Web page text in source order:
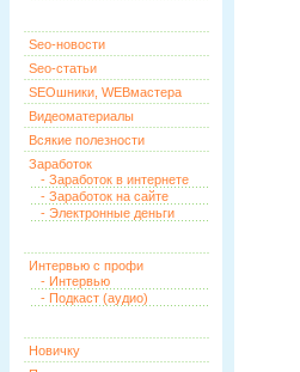
Seo-новости
Seo-статьи
SEOшники, WEBмастера
Видеоматериалы
Всякие полезности
Заработок
- Заработок в интернете
- Заработок на сайте
- Электронные деньги
Интервью с профи
- Интервью
- Подкаст (аудио)
Новичку